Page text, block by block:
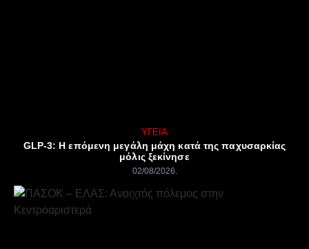
ΥΓΕΊΑ
GLP-3: Η επόμενη μεγάλη μάχη κατά της παχυσαρκίας
μόλις ξεκίνησε
02/08/2026